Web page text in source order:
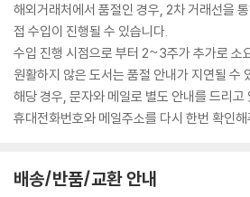
해외거래처에서 품절인 경우, 2차 거래선을
접 수입이 진행될 수 있습니다.
수입 진행 시점으로 부터 2~3주가 추가로 소
원활하지 않은 도서는 품절 안내가 지연될 수
해당 경우, 문자와 메일로 별도 안내를 드리고
휴대전화번호와 메일주소를 다시 한번 확인
배송/반품/교환 안내